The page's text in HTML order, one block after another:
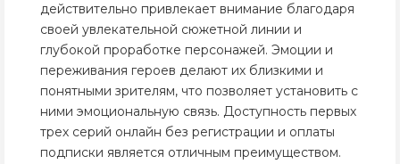
действительно привлекает внимание благодаря
своей увлекательной сюжетной линии и
глубокой проработке персонажей. Эмоции и
переживания героев делают их близкими и
понятными зрителям, что позволяет установить с
ними эмоциональную связь. Доступность первых
трех серий онлайн без регистрации и оплаты
подписки является отличным преимуществом.